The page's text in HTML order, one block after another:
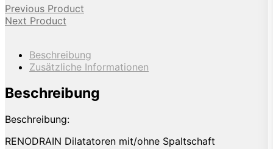
Previous Product
Next Product
Beschreibung
Zusätzliche Informationen
Beschreibung
Beschreibung:
RENODRAIN Dilatatoren mit/ohne Spaltschaft